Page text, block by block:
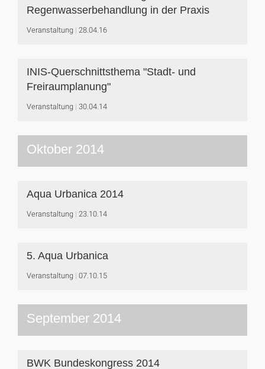
Regenwasserbehandlung in der Praxis
Veranstaltung 28.04.16
INIS-Querschnittsthema "Stadt- und
Freiraumplanung"
Veranstaltung 30.04.14
Oktober 2014
Aqua Urbanica 2014
Veranstaltung 23.10.14
5. Aqua Urbanica
Veranstaltung 07.10.15
September 2014
BWK Bundeskongress 2014